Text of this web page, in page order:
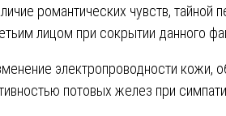
романтических чувств, тайной
лицом при сокрытии данного
электропроводности кожи,
потовых желез при